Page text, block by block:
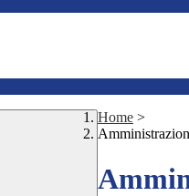
Home >